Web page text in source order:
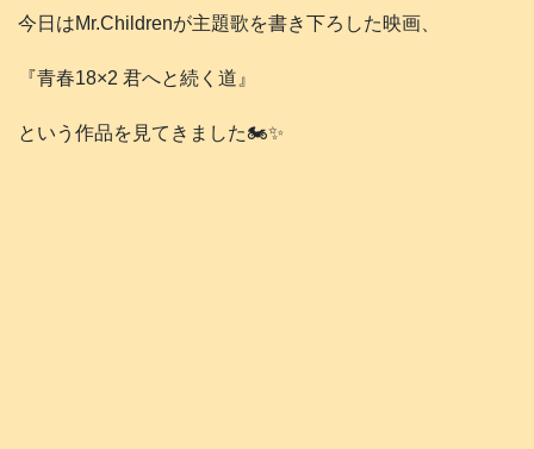
今日はMr.Childrenが主題歌を書き下ろした映画、
『青春18×2 君へと続く道』
という作品を見てきました🏍️✨